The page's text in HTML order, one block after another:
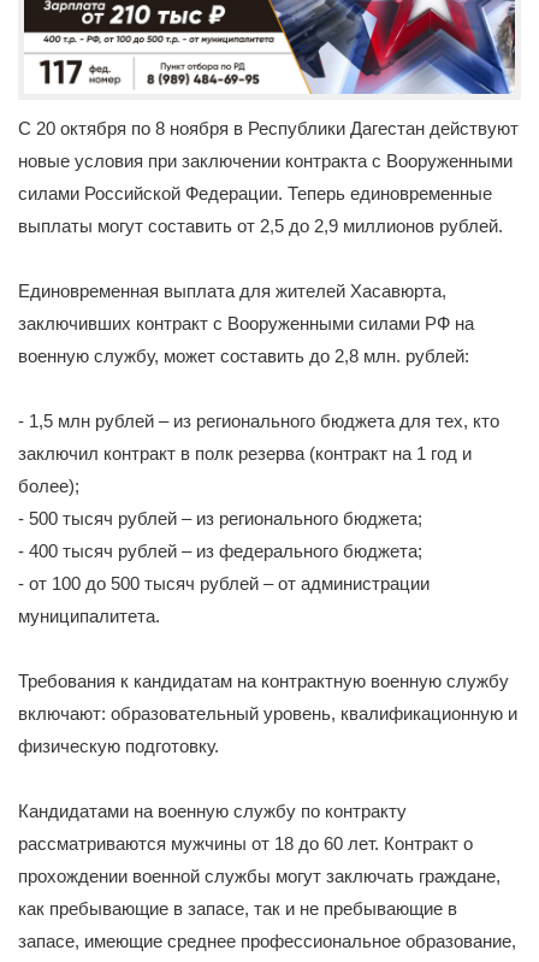
С 20 октября по 8 ноября в Республики Дагестан действуют
новые условия при заключении контракта с Вооруженными
силами Российской Федерации. Теперь единовременные
выплаты могут составить от 2,5 до 2,9 миллионов рублей.
Единовременная выплата для жителей Хасавюрта,
заключивших контракт с Вооруженными силами РФ на
военную службу, может составить до 2,8 млн. рублей:
- 1,5 млн рублей – из регионального бюджета для тех, кто
заключил контракт в полк резерва (контракт на 1 год и
более);
- 500 тысяч рублей – из регионального бюджета;
- 400 тысяч рублей – из федерального бюджета;
- от 100 до 500 тысяч рублей – от администрации
муниципалитета.
Требования к кандидатам на контрактную военную службу
включают: образовательный уровень, квалификационную и
физическую подготовку.
Кандидатами на военную службу по контракту
рассматриваются мужчины от 18 до 60 лет. Контракт о
прохождении военной службы могут заключать граждане,
как пребывающие в запасе, так и не пребывающие в
запасе, имеющие среднее профессиональное образование,